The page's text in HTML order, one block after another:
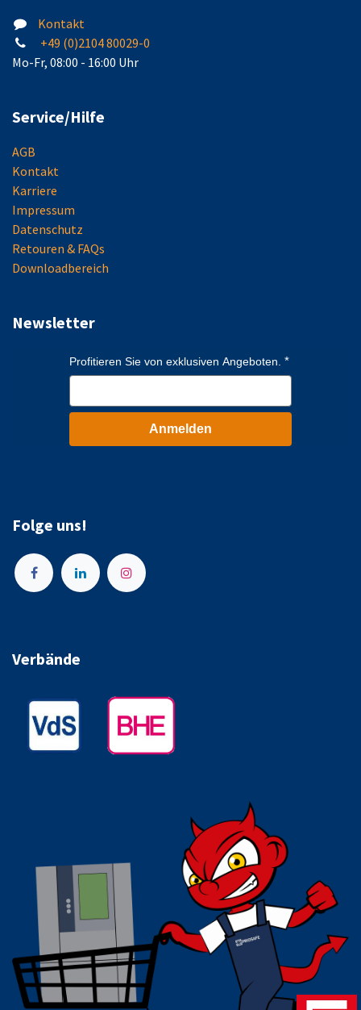
Kontakt
+49 (0)2104 80029-0
Mo-Fr, 08:00 - 16:00 Uhr
Service/Hilfe
AGB
Kontakt
Karriere
Impressum
Datenschutz
Retouren & FAQs
Downloadbereich
Newsletter
Profitieren Sie von exklusiven Angeboten.
Anmelden
Folge uns!
Verbände